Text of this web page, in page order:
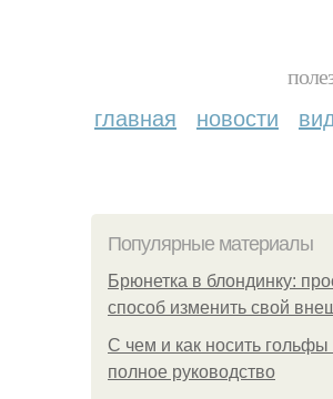
главная новости
Популярные материалы
Брюнетка в блондинку:
способ изменить свой
С чем и как носить гольфы
полное руководство